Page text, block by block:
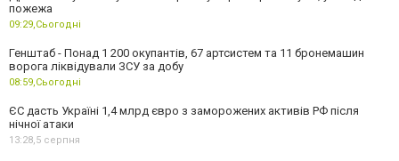
пожежа
09:29,Сьогодні
Генштаб - Понад 1 200 окупантів, 67 артсистем та 11 бронемашин
ворога ліквідували ЗСУ за добу
08:59,Сьогодні
ЄС дасть Україні 1,4 млрд євро з заморожених активів РФ після
нічної атаки
13:28,5 серпня